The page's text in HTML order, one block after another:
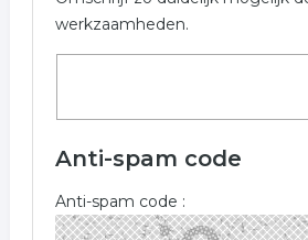
werkzaamheden.
Anti-spam code
Anti-spam code :